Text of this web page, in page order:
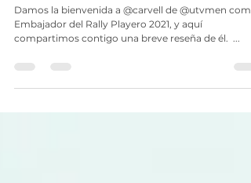
CARVEL LORENZO
Damos la bienvenida a @carvell de @utvmen como
compartimos contigo una breve reseña de él. ⁣ ⁣...